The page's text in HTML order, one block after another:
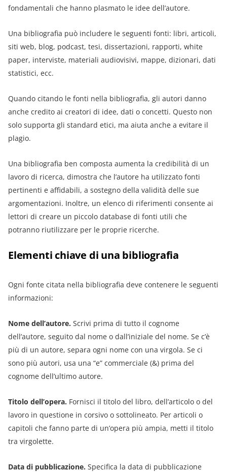
fondamentali che hanno plasmato le idee dell’autore.
Una bibliografia può includere le seguenti fonti: libri, articoli,
siti web, blog, podcast, tesi, dissertazioni, rapporti, white
paper, interviste, materiali audiovisivi, mappe, dizionari, dati
statistici, ecc.
Quando citando le fonti nella bibliografia, gli autori danno
anche credito ai creatori di idee, dati o concetti. Questo non
solo supporta gli standard etici, ma aiuta anche a evitare il
plagio.
Una bibliografia ben composta aumenta la credibilità di un
lavoro di ricerca, dimostra che l’autore ha utilizzato fonti
pertinenti e affidabili, a sostegno della validità delle sue
argomentazioni. Inoltre, un elenco di riferimenti consente ai
lettori di creare un piccolo database di fonti utili che
potranno riutilizzare per le proprie ricerche.
Elementi chiave di una bibliografia
Ogni fonte citata nella bibliografia deve contenere le seguenti
informazioni:
Nome dell’autore. Scrivi prima di tutto il cognome
dell’autore, seguito dal nome o dall’iniziale del nome. Se c’è
più di un autore, separa ogni nome con una virgola. Se ci
sono più autori, usa una “e” commerciale (&) prima del
cognome dell’ultimo autore.
Titolo dell’opera. Fornisci il titolo del libro, dell’articolo o del
lavoro in questione in corsivo o sottolineato. Per articoli o
capitoli che fanno parte di un’opera più ampia, metti il titolo
tra virgolette.
Data di pubblicazione. Specifica la data di pubblicazione